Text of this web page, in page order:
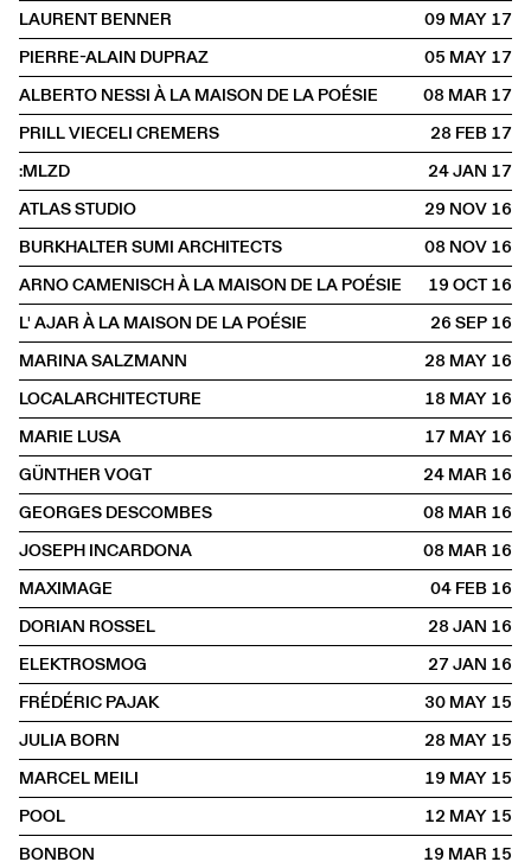
LAURENT BENNER
09 MAY2017
PIERRE-ALAIN DUPRAZ
05 MAY2017
ALBERTO NESSI À LA MAISON DE LA POÉSIE
08 MAR2017
PRILL VIECELI CREMERS
28 FEB2017
:MLZD
24 JAN2017
ATLAS STUDIO
29 NOV2016
BURKHALTER SUMI ARCHITECTS
08 NOV2016
ARNO CAMENISCH À LA MAISON DE LA POÉSIE
19 OCT2016
L' AJAR À LA MAISON DE LA POÉSIE
26 SEP2016
MARINA SALZMANN
28 MAY2016
LOCALARCHITECTURE
18 MAY2016
MARIE LUSA
17 MAY2016
GÜNTHER VOGT
24 MAR2016
GEORGES DESCOMBES
08 MAR2016
JOSEPH INCARDONA
08 MAR2016
MAXIMAGE
04 FEB2016
DORIAN ROSSEL
28 JAN2016
ELEKTROSMOG
27 JAN2016
FRÉDÉRIC PAJAK
30 MAY2015
JULIA BORN
28 MAY2015
MARCEL MEILI
19 MAY2015
POOL
12 MAY2015
BONBON
19 MAR2015